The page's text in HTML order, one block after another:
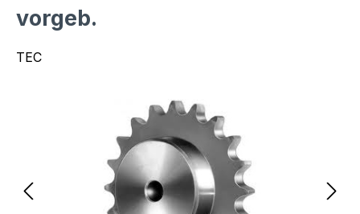
vorgeb.
TEC
Bildergalerie überspringen